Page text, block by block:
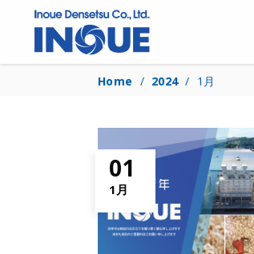
Home / 2024/ 1月
01
1月